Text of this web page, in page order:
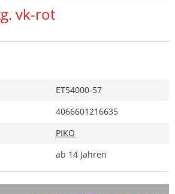
vk-rot
ET54000-57
4066601216635
PIKO
ab 14 Jahren